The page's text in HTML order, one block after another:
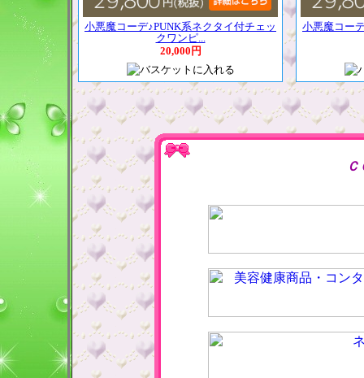
小悪魔コーデ♪PUNK系ネクタイ付チェッ
クワンピ...
20,000円
小悪魔コー